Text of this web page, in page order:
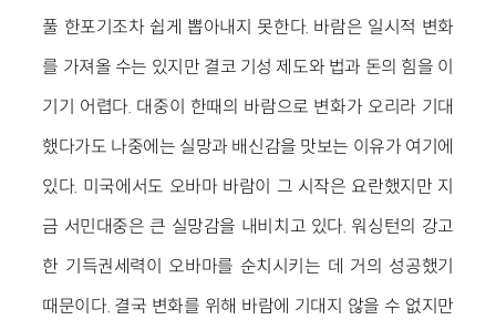
풀 한포기조차 쉽게 뽑아내지 못한다. 바람은 일시적 변화
를 가져올 수는 있지만 결코 기성 제도와 법과 돈의 힘을 이
기기 어렵다. 대중이 한때의 바람으로 변화가 오리라 기대
했다가도 나중에는 실망과 배신감을 맛보는 이유가 여기에
있다. 미국에서도 오바마 바람이 그 시작은 요란했지만 지
금 서민대중은 큰 실망감을 내비치고 있다. 워싱턴의 강고
한 기득권세력이 오바마를 순치시키는 데 거의 성공했기
때문이다. 결국 변화를 위해 바람에 기대지 않을 수 없지만